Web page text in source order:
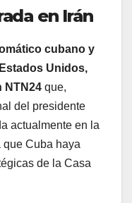
en Irán
cubano y
Unidos,
NTN24 que,
del presidente
actualmente en la
Cuba haya
de la Casa